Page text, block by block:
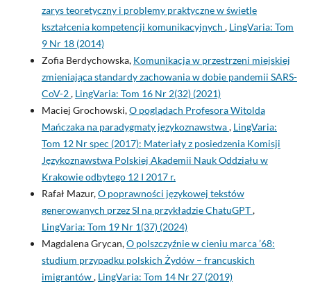
zarys teoretyczny i problemy praktyczne w świetle
kształcenia kompetencji komunikacyjnych , LingVaria: Tom
9 Nr 18 (2014)
Zofia Berdychowska, Komunikacja w przestrzeni miejskiej
zmieniająca standardy zachowania w dobie pandemii SARS-
CoV-2, LingVaria: Tom 16 Nr 2(32) (2021)
Maciej Grochowski,O poglądach Profesora Witolda
Mańczaka na paradygmaty językoznawstwa, LingVaria:
Tom 12 Nr spec (2017): Materiały z posiedzenia Komisji
Językoznawstwa Polskiej Akademii Nauk Oddziału w
Krakowie odbytego 12 I 2017 r.
Rafał Mazur,O poprawności językowej tekstów
generowanych przez SI na przykładzie ChatuGPT,
LingVaria: Tom 19 Nr 1(37) (2024)
Magdalena Grycan,O polszczyźnie w cieniu marca ’68:
studium przypadku polskich Żydów – francuskich
imigrantów, LingVaria: Tom 14 Nr 27 (2019)